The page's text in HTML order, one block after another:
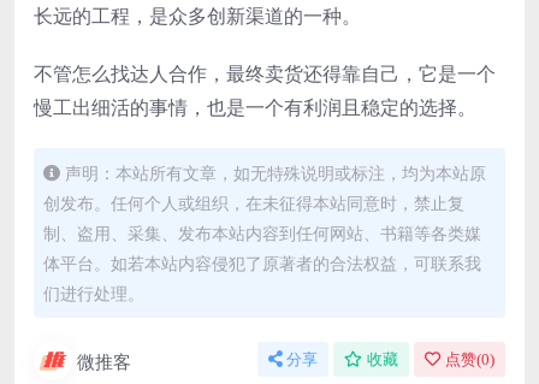
长远的工程，是众多创新渠道的一种。
不管怎么找达人合作，最终卖货还得靠自己，它是一个
慢工出细活的事情，也是一个有利润且稳定的选择。
声明：本站所有文章，如无特殊说明或标注，均为本站原
创发布。任何个人或组织，在未征得本站同意时，禁止复
制、盗用、采集、发布本站内容到任何网站、书籍等各类媒
体平台。如若本站内容侵犯了原著者的合法权益，可联系我
们进行处理。
微推客 分享 收藏 点赞(0)